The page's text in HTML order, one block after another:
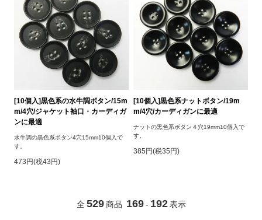
[10個入]黒色系の水牛調ボタン/15m
m/4穴/ジャケット袖口・カーディガ
ンに最適
水牛調の黒色系ボタン4穴15mm10個入で
す。
473円(税43円)
[10個入]黒色系ナットボタン/19m
m/4穴/カーディガンに最適
ナットの黒色系ボタン４穴19mm10個入で
す。
385円(税35円)
全 529 商品 169 - 192 表示